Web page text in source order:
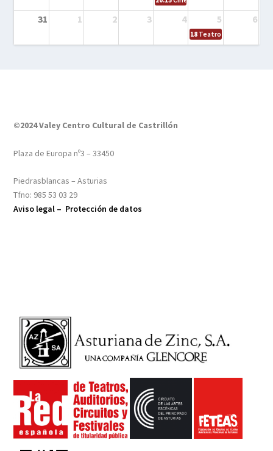
31 1 2 3 4 5 6
18 Teatro – Tres
©2024 Valey Centro Cultural de Castrillón
Plaza de Europa nº3 – 33450
Piedrasblancas – Asturias
Tfno: 985 53 03 29
Aviso legal – Protección de datos